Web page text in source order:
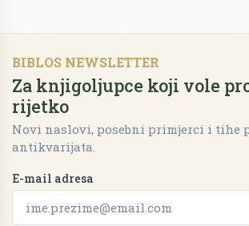
BIBLOS NEWSLETTER
Za knjigoljupce koji vole
rijetko
Novi naslovi, posebni primjerci i tihe
antikvarijata.
E-mail adresa